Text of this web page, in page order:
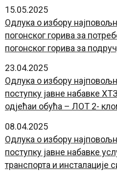
15.05.2025
Oдлука о избору
погонског горива за
погонског горива за
23.04.2025
Oдлука о избору
поступку јавне набавке
одјећаи обућа – ЛОТ 2-
08.04.2025
Oдлука о избору
поступку јавне набавке
транспорта и инсталације